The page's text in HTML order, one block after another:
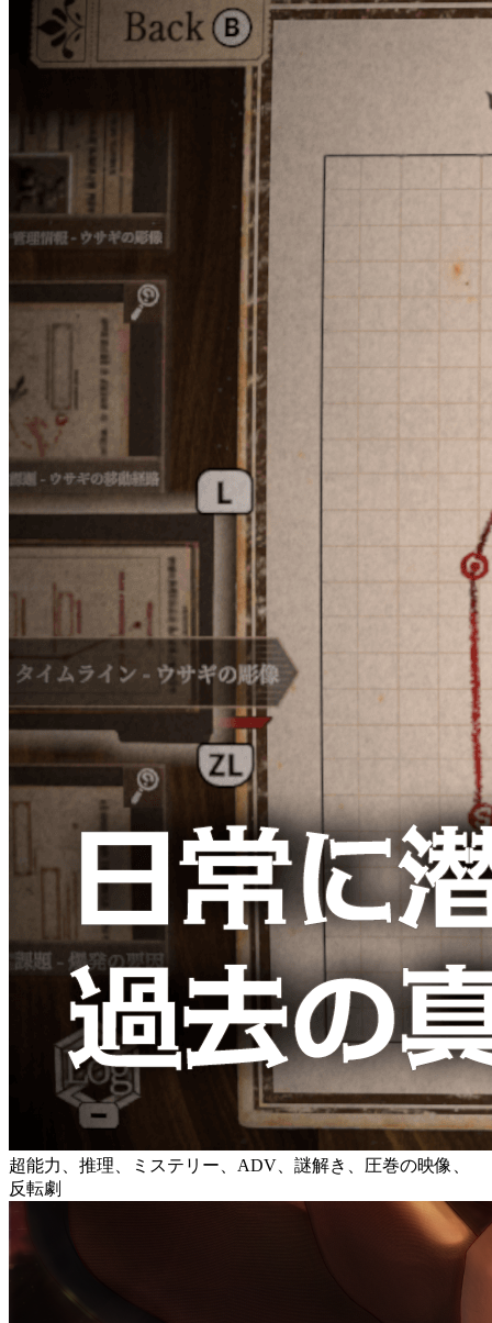
超能力、推理、ミステリー、ADV、謎解き、圧巻の映像、
反転劇